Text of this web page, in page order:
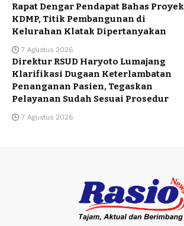
Rapat Dengar Pendapat Bahas Proyek
KDMP, Titik Pembangunan di
Kelurahan Klatak Dipertanyakan
7 Agustus 2026
Direktur RSUD Haryoto Lumajang
Klarifikasi Dugaan Keterlambatan
Penanganan Pasien, Tegaskan
Pelayanan Sudah Sesuai Prosedur
7 Agustus 2026